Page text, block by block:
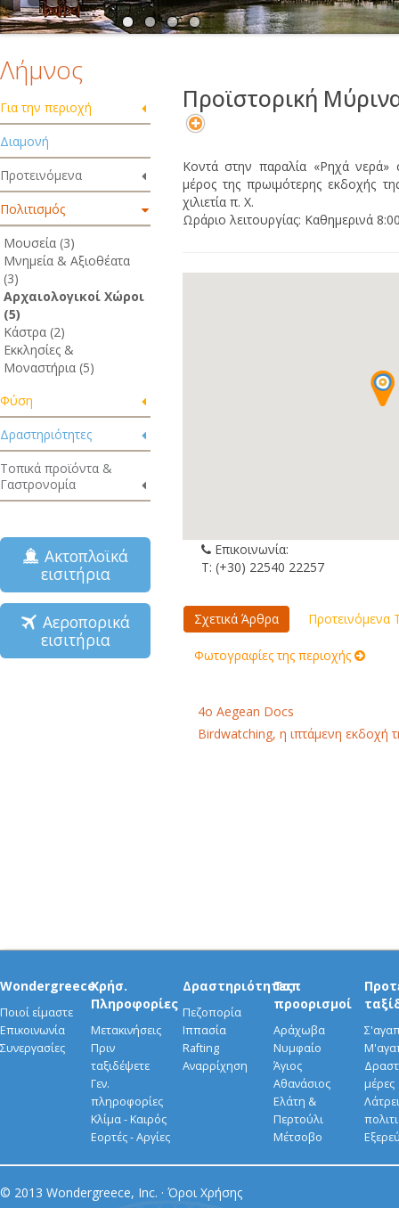
Λήμνος
Για την περιοχή
Διαμονή
Προτεινόμενα
Πολιτισμός
Μουσεία (3)
Μνημεία & Αξιοθέατα
(3)
Αρχαιολογικοί Χώροι
(5)
Κάστρα (2)
Εκκλησίες &
Μοναστήρια (5)
Φύση
Δραστηριότητες
Τοπικά προϊόντα &
Γαστρονομία
Ακτοπλοϊκά
εισιτήρια
Αεροπορικά
εισιτήρια
Προϊστορική
Κοντά στην παραλία «Ρηχά
μέρος της πρωιμότερης εκδοχής
χιλιετία π. Χ.
Ωράριο λειτουργίας: Καθημερινά
Επικοινωνία:
Τ: (+30) 22540 22257
Σχετικά Άρθρα Προτεινόμενα
Φωτογραφίες της περιοχής
4o Aegean Docs
Birdwatching, η ιπτάμενη εκδοχή
Wondergreece
Ποιοί είμαστε
Επικοινωνία
Συνεργασίες
Χρήσ.
Πληροφορίες
Μετακινήσεις
Πριν
ταξιδέψετε
Γεν.
πληροφορίες
Κλίμα - Καιρός
Εορτές - Αργίες
Δραστηριότητες
Πεζοπορία
Ιππασία
Rafting
Αναρρίχηση
Τοπ
προορισμοί
Αράχωβα
Νυμφαίο
Άγιος
Αθανάσιος
Ελάτη &
Περτούλι
Μέτσοβο
μέρες
© 2013 Wondergreece, Inc. · Όροι Χρήσης